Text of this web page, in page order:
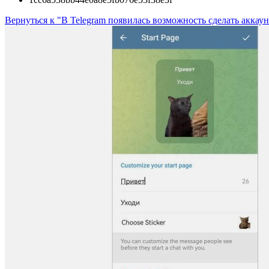
Вернуться к "В Telegram появилась возможность сделать